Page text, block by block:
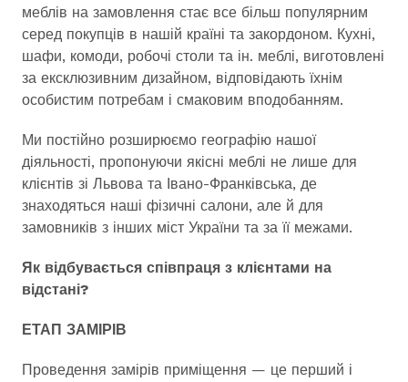
меблів на замовлення стає все більш популярним
серед покупців в нашій країні та закордоном. Кухні,
шафи, комоди, робочі столи та ін. меблі, виготовлені
за ексклюзивним дизайном, відповідають їхнім
особистим потребам і смаковим вподобанням.
Ми постійно розширюємо географію нашої
діяльності, пропонуючи якісні меблі не лише для
клієнтів зі Львова та Івано-Франківська, де
знаходяться наші фізичні салони, але й для
замовників з інших міст України та за її межами.
Як відбувається співпраця з клієнтами на
відстані?
ЕТАП ЗАМІРІВ
Проведення замірів приміщення — це перший і